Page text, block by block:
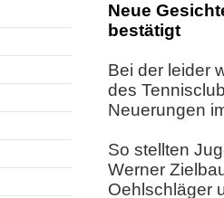
Neue
bestätigt
Bei der leider
des
Neuerungen
So stellten
Werner
Oehlschläger